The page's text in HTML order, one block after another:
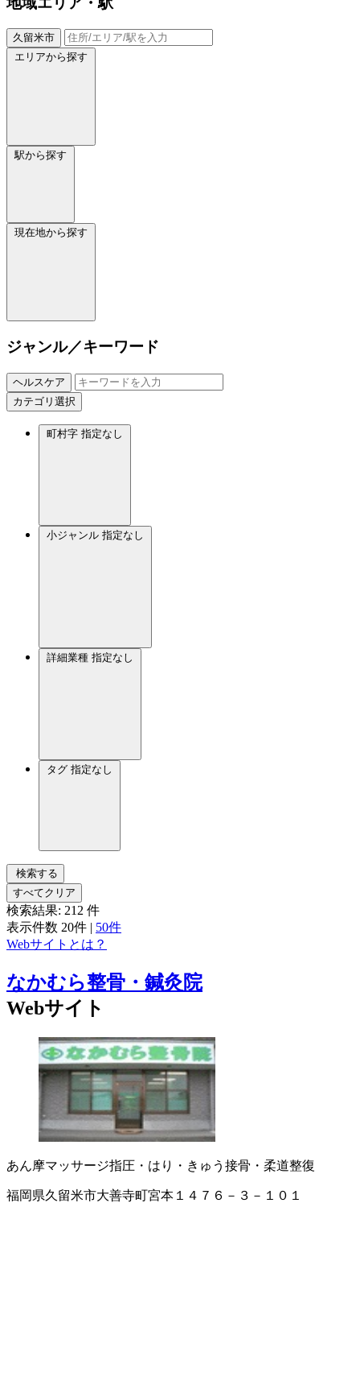
久留米市
エリアから探す
駅から探す
現在地から探す
ジャンル／キーワード
ヘルスケア
カテゴリ選択
町村字 指定なし
小ジャンル 指定なし
詳細業種 指定なし
タグ 指定なし
検索する
すべてクリア
検索結果: 212 件
表示件数 20件 | 50件
Webサイトとは？
なかむら整骨・鍼灸院
Webサイト
あん摩マッサージ指圧・はり・きゅう 接骨・柔道整復
福岡県久留米市大善寺町宮本１４７６－３－１０１